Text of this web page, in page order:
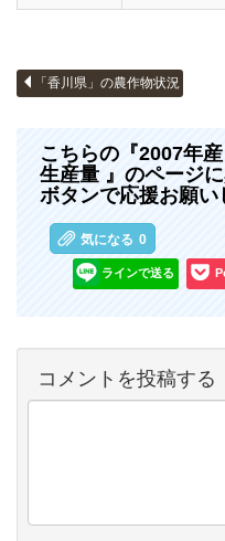
「香川県」の農作物状況
こちらの『2007年
生産量 』のページ
ボタンで応援お願い
気になる 0
ラインで送る
コメントを投稿する